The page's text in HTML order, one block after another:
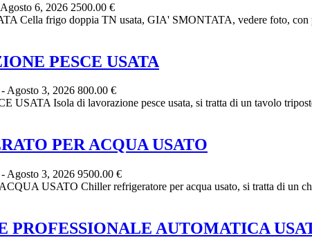
Agosto 6, 2026 2500.00 €
Cella frigo doppia TN usata, GIA' SMONTATA, vedere foto, con
PESCE USATA
-Agosto 3, 2026 800.00 €
Isola di lavorazione pesce usata, si tratta di un tavolo
PER ACQUA USATO
- Agosto 3, 2026 9500.00 €
USATO Chiller refrigeratore per acqua usato, si tratta di un
PROFESSIONALE AUTOMATICA